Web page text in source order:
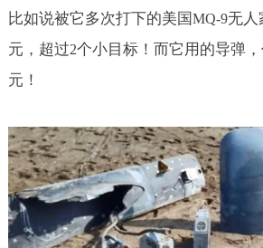
比如说被它多次打下的美国MQ-9无人
元，超过2个小目标！而它用的导弹
元！